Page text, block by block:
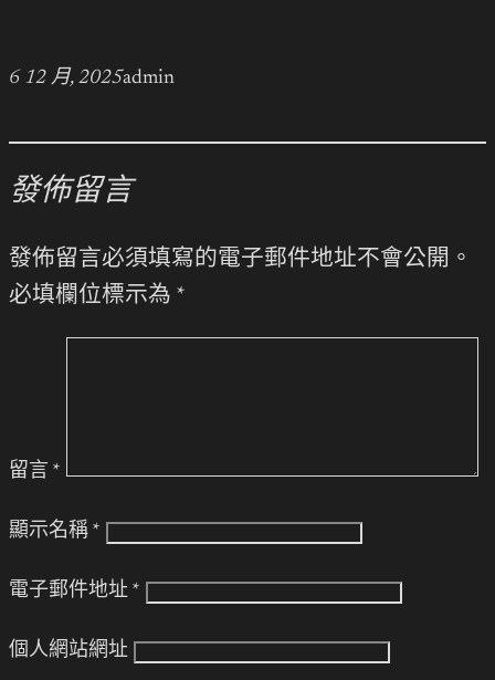
6 12 月, 2025admin
發佈留言
發佈留言必須填寫的電子郵件地址不會公開。
必填欄位標示為 *
留言 *
顯示名稱 *
電子郵件地址 *
個人網站網址